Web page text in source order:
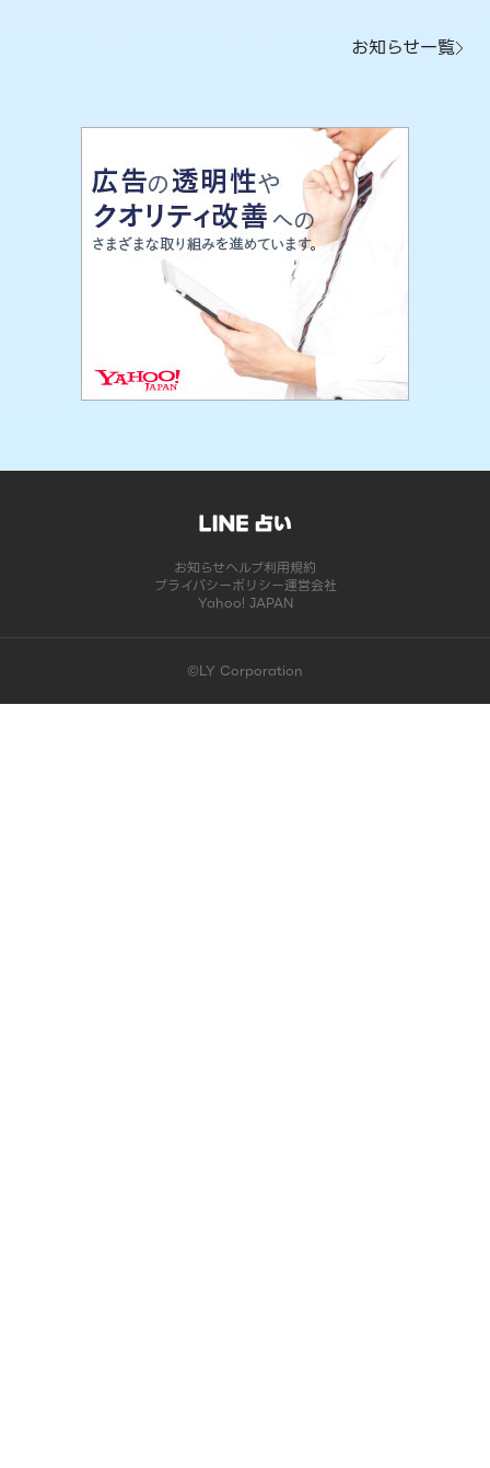
お知らせ一覧
お知らせヘルプ利用規約
プライバシーポリシー運営会社
Yahoo! JAPAN
©LY Corporation
このコンテンツは掲載が終了しました | LINE占い